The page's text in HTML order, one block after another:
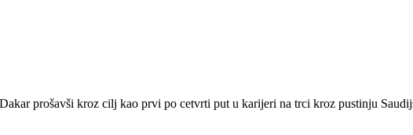
prošavši kroz cilj kao prvi po cetvrti put u karijeri na trci kroz pustinju